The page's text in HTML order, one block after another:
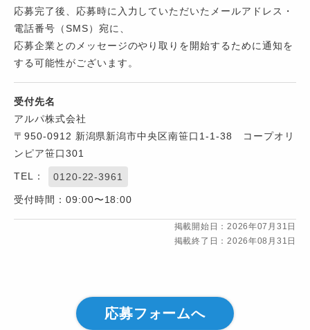
応募完了後、応募時に入力していただいたメールアドレス・
電話番号（SMS）宛に、
応募企業とのメッセージのやり取りを開始するために通知を
する可能性がございます。
受付先名
アルパ株式会社
〒950-0912 新潟県新潟市中央区南笹口1-1-38 コープオリ
ンピア笹口301
TEL： 0120-22-3961
受付時間：09:00〜18:00
掲載開始日：2026年07月31日
掲載終了日：2026年08月31日
応募フォームへ